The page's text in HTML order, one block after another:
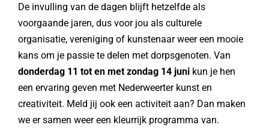
De invulling van de dagen blijft hetzelfde als
voorgaande jaren, dus voor jou als culturele
organisatie, vereniging of kunstenaar weer een mooie
kans om je passie te delen met dorpsgenoten. Van
donderdag 11 tot en met zondag 14 junikun je hen
een ervaring geven met Nederweerter kunst en
creativiteit. Meld jij ook een activiteit aan? Dan maken
we er samen weer een kleurrijk programma van.